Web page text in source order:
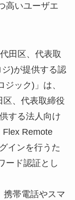
高いユーザエ
田区、代表取
)が提供する認
ック)」は、
区、代表取締役
する法人向け
Flex Remote
インを行うた
ード認証とし
携帯電話やスマ